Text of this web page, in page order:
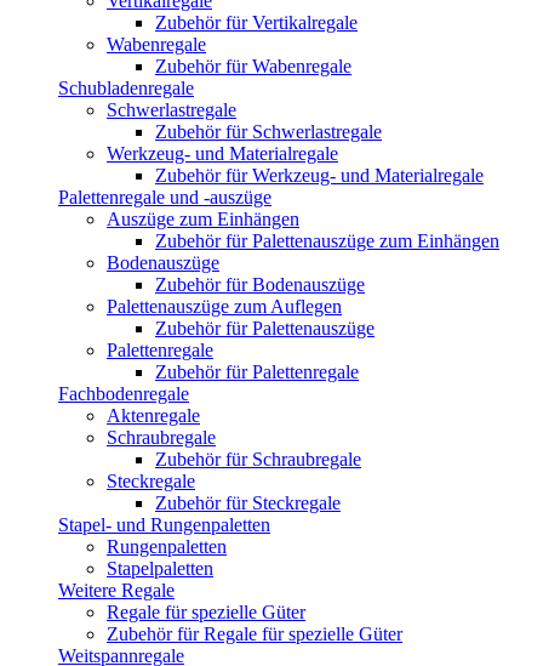
Zubehör für Vertikalregale
Wabenregale
Zubehör für Wabenregale
Schubladenregale
Schwerlastregale
Zubehör für Schwerlastregale
Werkzeug- und Materialregale
Zubehör für Werkzeug- und Materialregale
Palettenregale und -auszüge
Auszüge zum Einhängen
Zubehör für Palettenauszüge zum Einhängen
Bodenauszüge
Zubehör für Bodenauszüge
Palettenauszüge zum Auflegen
Zubehör für Palettenauszüge
Palettenregale
Zubehör für Palettenregale
Fachbodenregale
Aktenregale
Schraubregale
Zubehör für Schraubregale
Steckregale
Zubehör für Steckregale
Stapel- und Rungenpaletten
Rungenpaletten
Stapelpaletten
Weitere Regale
Regale für spezielle Güter
Zubehör für Regale für spezielle Güter
Weitspannregale